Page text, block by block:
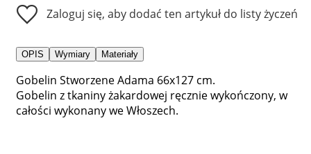
Zaloguj się, aby dodać ten artykuł do listy życzeń
OPIS Wymiary Materiały
Gobelin Stworzene Adama 66x127 cm.
Gobelin z tkaniny żakardowej ręcznie wykończony, w
całości wykonany we Włoszech.